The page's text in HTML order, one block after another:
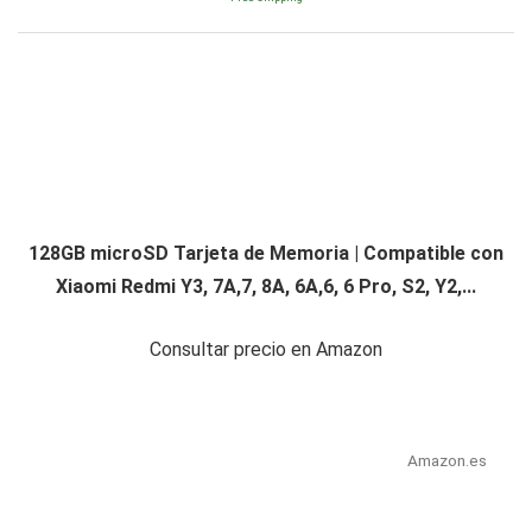
128GB microSD Tarjeta de Memoria | Compatible con
Xiaomi Redmi Y3, 7A,7, 8A, 6A,6, 6 Pro, S2, Y2,...
Consultar precio en Amazon
Amazon.es